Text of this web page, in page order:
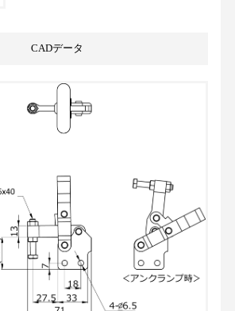
CADデータ